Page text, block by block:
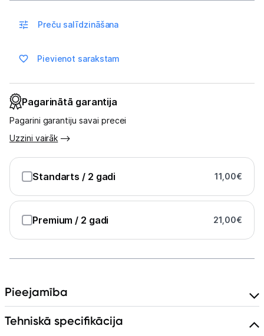
Ražotāju atjaunota tehnika
Blogs
Piegāde un apmaksa
Uzņēmumiem
Tet pakalpojumi
Informācija
Preču salīdzināšana
Pievienot sarakstam
Pagarinātā garantija
Pagarini garantiju savai precei
Uzzini vairāk
Standarts / 2 gadi 11,00€
Premium / 2 gadi 21,00€
Pieejamība
Tehniskā specifikācija